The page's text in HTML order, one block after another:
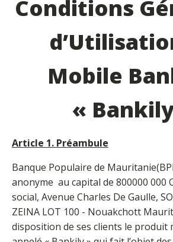
Conditions
Mobile
«
Article 1. Préambule
Banque Populaire de
anonyme au capital de 800000 000
social, Avenue Charles De Gaulle,
ZEINA LOT 100 - Nouakchott
disposition de ses clients le produit